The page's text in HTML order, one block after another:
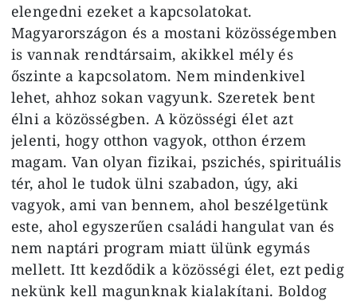
elengedni ezeket a kapcsolatokat.
Magyarországon és a mostani közösségemben
is vannak rendtársaim, akikkel mély és
őszinte a kapcsolatom. Nem mindenkivel
lehet, ahhoz sokan vagyunk. Szeretek bent
élni a közösségben. A közösségi élet azt
jelenti, hogy otthon vagyok, otthon érzem
magam. Van olyan fizikai, pszichés, spirituális
tér, ahol le tudok ülni szabadon, úgy, aki
vagyok, ami van bennem, ahol beszélgetünk
este, ahol egyszerűen családi hangulat van és
nem naptári program miatt ülünk egymás
mellett. Itt kezdődik a közösségi élet, ezt pedig
nekünk kell magunknak kialakítani. Boldog